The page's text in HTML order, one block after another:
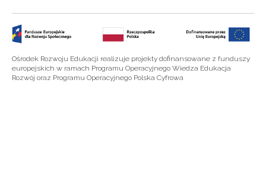
Ośrodek Rozwoju Edukacji realizuje projekty dofinansowane z funduszy
europejskich w ramach Programu Operacyjnego Wiedza Edukacja
Rozwój oraz Programu Operacyjnego Polska Cyfrowa